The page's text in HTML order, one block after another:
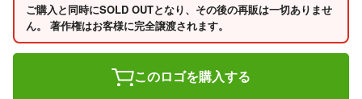
ご購入と同時にSOLD OUTとなり、その後の再販は一切ありませ
ん。 著作権はお客様に完全譲渡されます。
このロゴを購入する